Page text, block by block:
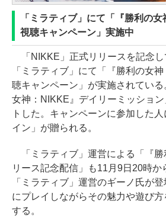
「ミラティブ」にて「『勝利の
視聴キャンペーン」実施中
「NIKKE」正式リリースを記念し
「ミラティブ」にて「『勝利の女
聴キャンペーン」が実施されてい
女神：NIKKE』デイリーミッショ
トした。キャンペーンに参加した
イン」が贈られる。
「ミラティブ」運営による「『勝
リース記念配信」も11月9日20時か
「ミラティブ」運営のギーノ氏が
にプレイしながらその魅力や遊び
する。